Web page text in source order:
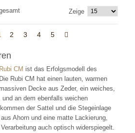
Zeige
2 3 4 5
CM ist das Erfolgsmodell des
Rubi CM hat einen lauten, warmen
Decke aus Zeder, ein weiches,
an dem ebenfalls weichen
der Sattel und die Stegeinlage
Ahorn und eine matte Lackierung,
auch optisch widerspiegelt.